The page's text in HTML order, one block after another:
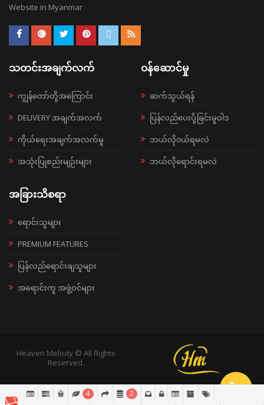
Website in Myanmar
သတင်းအချက်လက်
ကျွန်တော်တို့အကြောင်း
DELIVERY အချက်အလက်
ကိုယ်ရေးအချက်အလက်မူ
အသုံးပြုစည်းမျဉ်းများ
ဝန်ဆောင်မှု
ဆက်သွယ်ရန်
ပြန်လည်ပေးပို့ခြင်းမူဝါဒ
ဘယ်လို၀ယ်ရမလဲ
ဘယ်လိုရောင်းရမလဲ
အခြားသိစရာ
ရောင်းသူများ
PREMIUM FEATURES
ပြန်လည်ရောင်းချသူများ
အရောင်းကူ အဖွဲ့ဝင်များ
Heaven Melody © All Rights
Reserved.
4 2